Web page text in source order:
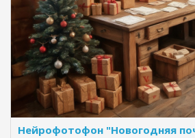
Нейрофотофон "Новогодняя